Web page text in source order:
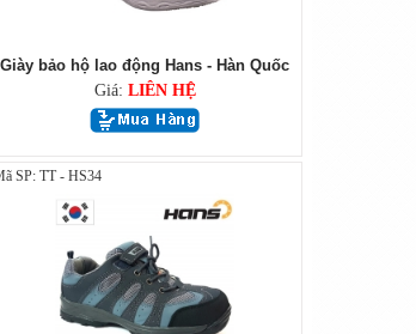
Giày bảo hộ lao động Hans - Hàn Quốc
Giá: LIÊN HỆ
SP: TT - HS34